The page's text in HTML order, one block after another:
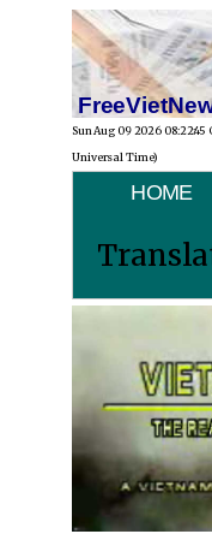
Sun Aug 09 2026
Universal Time)
HOME